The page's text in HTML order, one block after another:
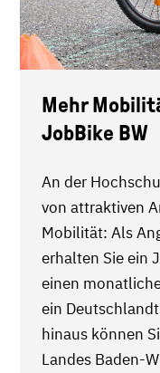
Mehr
JobBike BW
An der
von attraktiven
Mobilität: Als
erhalten Sie ein
einen
ein
hinaus können
Landes Baden-